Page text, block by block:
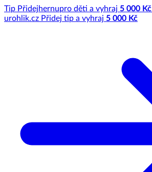
Tip Přidejhernupro děti a vyhraj 5 000 Kč
urohlik.cz Přidej tip a vyhraj 5 000 Kč